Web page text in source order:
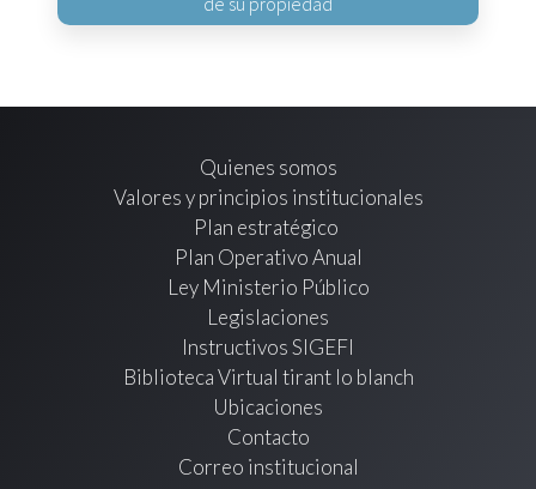
Quienes somos
Valores y principios institucionales
Plan estratégico
Plan Operativo Anual
Ley Ministerio Público
Legislaciones
Instructivos SIGEFI
Biblioteca Virtual tirant lo blanch
Ubicaciones
Contacto
Correo institucional